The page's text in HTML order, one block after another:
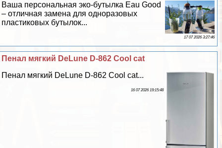
Ваша персональная эко-бутылка Eau Good
– отличная замена для одноразовых
пластиковых бутылок...
17 07 2026 3:27:46
Пенал мягкий DeLune D-862 Сool cat
Пенал мягкий DeLune D-862 Сool cat...
16 07 2026 19:15:48